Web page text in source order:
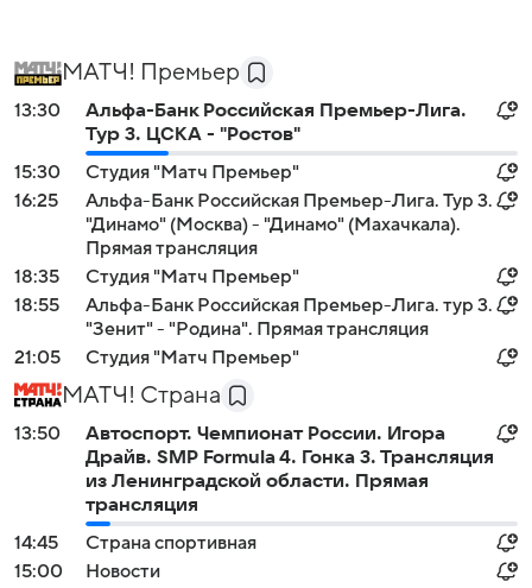
МАТЧ! Премьер
13:30
Альфа-Банк Российская Премьер-Лига.
Тур 3. ЦСКА - "Ростов"
15:30
Студия "Матч Премьер"
16:25
Альфа-Банк Российская Премьер-Лига. Тур 3.
"Динамо" (Москва) - "Динамо" (Махачкала).
Прямая трансляция
18:35
Студия "Матч Премьер"
18:55
Альфа-Банк Российская Премьер-Лига. тур 3.
"Зенит" - "Родина". Прямая трансляция
21:05
Студия "Матч Премьер"
МАТЧ! Страна
13:50
Автоспорт. Чемпионат России. Игора
Драйв. SMP Formula 4. Гонка 3. Трансляция
из Ленинградской области. Прямая
трансляция
14:45
Страна спортивная
15:00
Новости